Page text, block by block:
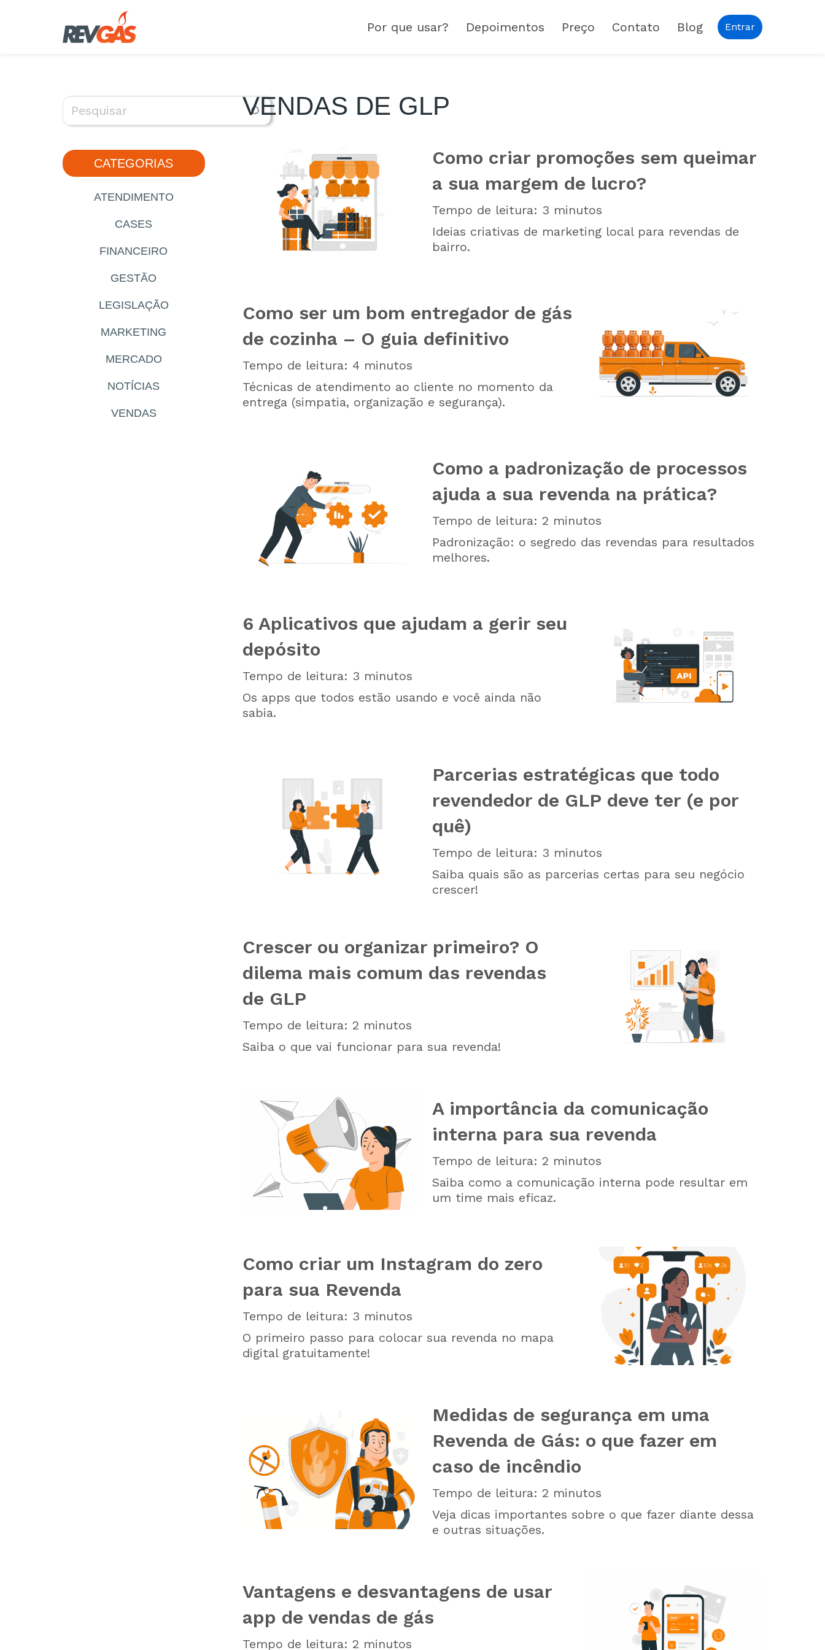
Por que usar? Depoimentos Preço Contato Blog Entrar
CATEGORIAS
ATENDIMENTO
CASES
FINANCEIRO
GESTÃO
LEGISLAÇÃO
MARKETING
MERCADO
NOTÍCIAS
VENDAS
VENDAS DE GLP
Como criar promoções sem queimar
a sua margem de lucro?
Tempo de leitura: 3 minutos
Ideias criativas de marketing local para revendas de
bairro.
Como ser um bom entregador de gás
de cozinha – O guia definitivo
Tempo de leitura: 4 minutos
Técnicas de atendimento ao cliente no momento da
entrega (simpatia, organização e segurança).
Como a padronização de processos
ajuda a sua revenda na prática?
Tempo de leitura:2 minutos
Padronização: o segredo das revendas para resultados
melhores.
6 Aplicativos que ajudam a gerir seu
depósito
Tempo de leitura: 3 minutos
Os apps que todos estão usando e você ainda não
sabia.
Parcerias estratégicas que todo
revendedor de GLP deve ter (e por
quê)
Tempo de leitura: 3 minutos
Saiba quais são as parcerias certas para seu negócio
crescer!
Crescer ou organizar primeiro? O
dilema mais comum das revendas
de GLP
Tempo de leitura: 2 minutos
Saiba o que vai funcionar para sua revenda!
A importância da comunicação
interna para sua revenda
Tempo de leitura:2 minutos
Saiba como a comunicação interna pode resultar em
um time mais eficaz.
Como criar um Instagram do zero
para sua Revenda
Tempo de leitura: 3 minutos
O primeiro passo para colocar sua revenda no mapa
digital gratuitamente!
Medidas de segurança em uma
Revenda de Gás: o que fazer em
caso de incêndio
Tempo de leitura:2 minutos
Veja dicas importantes sobre o que fazer diante dessa
e outras situações.
Vantagens e desvantagens de usar
app de vendas de gás
Tempo de leitura: 2 minutos